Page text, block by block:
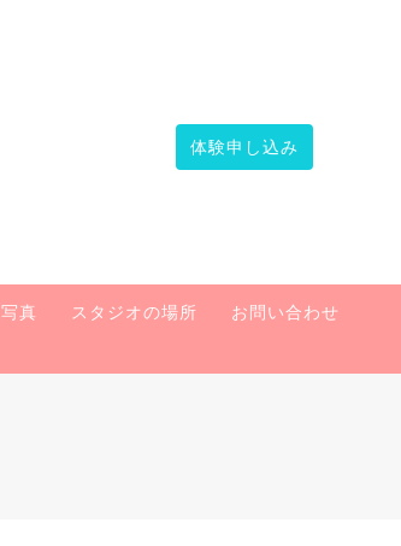
体験申し込み
写真 スタジオの場所
お問い合わせ